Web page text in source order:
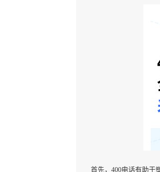
首先， 400电话有助于